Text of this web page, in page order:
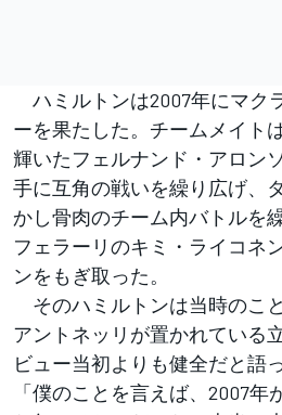
ハミルトンは2007年にマク
ーを果たした。チームメイト
輝いたフェルナンド・アロン
手に互角の戦いを繰り広げ、
かし骨肉のチーム内バトルを
フェラーリのキミ・ライコネ
ンをもぎ取った。
そのハミルトンは当時のこ
アントネッリが置かれている
ビュー当初よりも健全だと語っ
「僕のことを言えば、2007年